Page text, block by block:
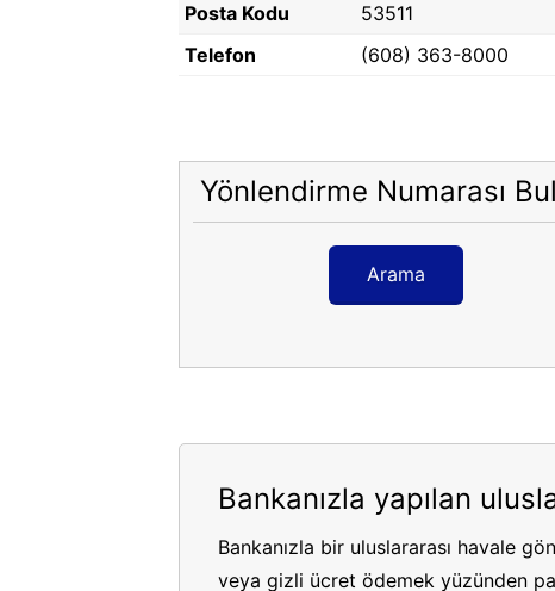
Posta Kodu
53511
Telefon
(608) 363-8000
Yönlendirme Numarası
Arama
Bankanızla yapılan
Bankanızla bir uluslararası havale
veya gizli ücret ödemek yüzünden